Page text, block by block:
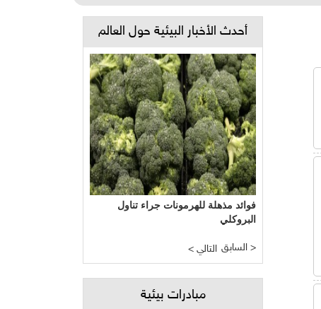
أحدث الأخبار البيئية حول العالم
فوائد مذهلة للهرمونات جراء تناول
البروكلي
< التالي السابق >
مبادرات بيئية